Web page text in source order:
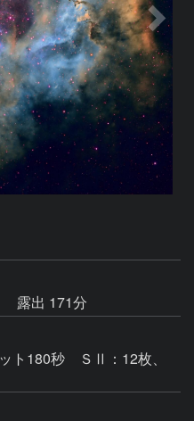
露出 171分
ト180秒 ＳⅡ：12枚、